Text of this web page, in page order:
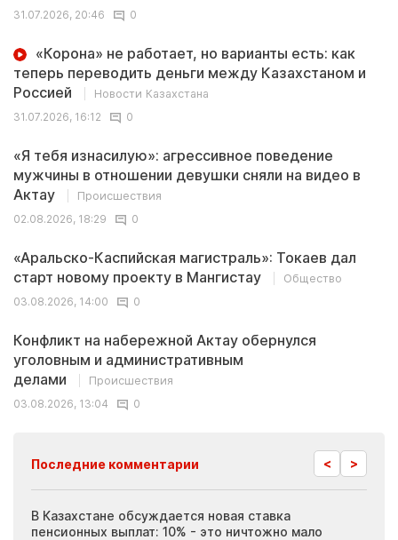
31.07.2026, 20:46
0
«Корона» не работает, но варианты есть: как
теперь переводить деньги между Казахстаном и
Россией
Новости Казахстана
31.07.2026, 16:12
0
«Я тебя изнасилую»: агрессивное поведение
мужчины в отношении девушки сняли на видео в
Актау
Происшествия
02.08.2026, 18:29
0
«Аральско-Каспийская магистраль»: Токаев дал
старт новому проекту в Мангистау
Общество
03.08.2026, 14:00
0
Конфликт на набережной Актау обернулся
уголовным и административным
делами
Происшествия
03.08.2026, 13:04
0
Последние комментарии < >
В Казахстане обсуждается новая ставка
пенсионных выплат: 10% - это ничтожно мало